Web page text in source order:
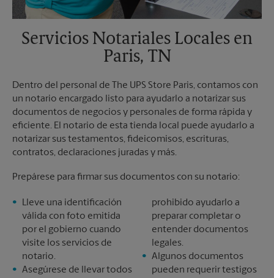
Servicios Notariales Locales en
Paris, TN
Dentro del personal de The UPS Store Paris, contamos con
un notario encargado listo para ayudarlo a notarizar sus
documentos de negocios y personales de forma rápida y
eficiente. El notario de esta tienda local puede ayudarlo a
notarizar sus testamentos, fideicomisos, escrituras,
contratos, declaraciones juradas y más.
Prepárese para firmar sus documentos con su notario:
Lleve una identificación
válida con foto emitida
por el gobierno cuando
visite los servicios de
notario.
Asegúrese de llevar todos
prohibido ayudarlo a
preparar completar o
entender documentos
legales.
Algunos documentos
pueden requerir testigos